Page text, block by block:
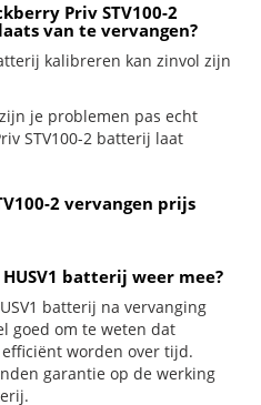
Priv STV100-2
van te vervangen?
kalibreren kan zinvol zijn
je problemen pas echt
STV100-2 batterij laat
2 vervangen prijs
batterij weer mee?
batterij na vervanging
goed om te weten dat
worden over tijd.
garantie op de werking